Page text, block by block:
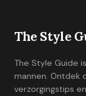
The Style
The Style Guide
mannen. Ontdek
verzorgingstips